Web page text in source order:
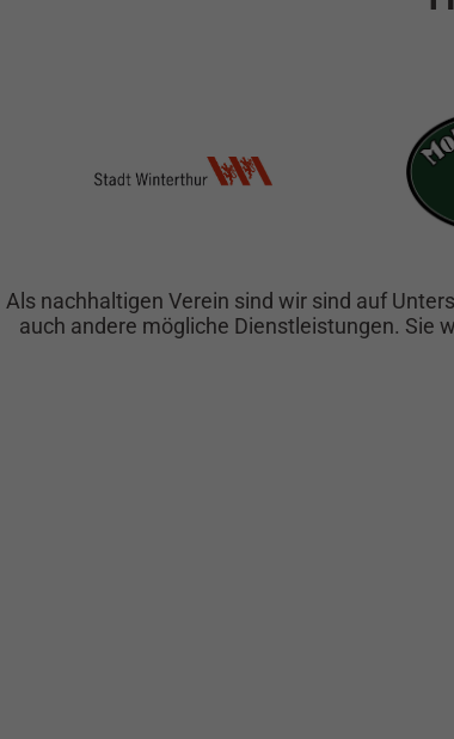
Als nachhaltigen Verein sind wir sind auf
auch andere mögliche Dienstleistungen. Sie